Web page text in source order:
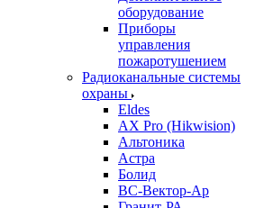
оборудование
Приборы
управления
пожаротушением
Радиоканальные системы
охраны
Eldes
AX Pro (Hikwision)
Альтоника
Астра
Болид
ВС-Вектор-Ар